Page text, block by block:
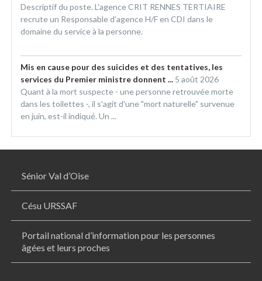
Descriptif du poste. L'agence CRIT RENNES TERTIAIRE
recrute un Responsable d'agence H/F en CDI dans le
domaine du service à la personne.
Mis en cause pour des suicides et des tentatives, les
services du Premier ministre donnent ... 5 août 2026
Quant à la mort suspecte - une personne retrouvée morte
dans les toilettes -, il s'agit d'une "mort naturelle" survenue
en juin, est-il indiqué. Un ...
Sénior Val d’Oise
Césu URSSAF
Portail national d’information pour les personnes
âgées et leurs proches